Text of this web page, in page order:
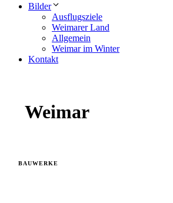
Bilder
Ausflugsziele
Weimarer Land
Allgemein
Weimar im Winter
Kontakt
Weimar
BAUWERKE